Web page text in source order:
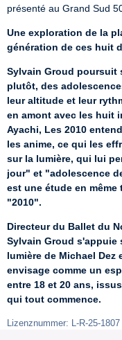
présenté au Grand Sud
Une exploration de la
génération de ces huit
Sylvain Groud poursuit
plutôt, des
leur altitude et leur
en amont avec les huit
Ayachi, Les 2010
les anime, ce qui les
sur la lumière, qui lui
jour" et "adolescence
est une étude en
"2010".
Directeur du Ballet du
Sylvain Groud s'appuie
lumière de Michael
envisage comme un
entre 18 et 20 ans,
qui tout commence.
Lizenznummer: L-R-25-